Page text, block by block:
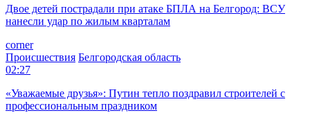
Двое детей пострадали при атаке БПЛА на Белгород: ВСУ
нанесли удар по жилым кварталам
corner
Происшествия Белгородская область
02:27
«Уважаемые друзья»: Путин тепло поздравил строителей с
профессиональным праздником